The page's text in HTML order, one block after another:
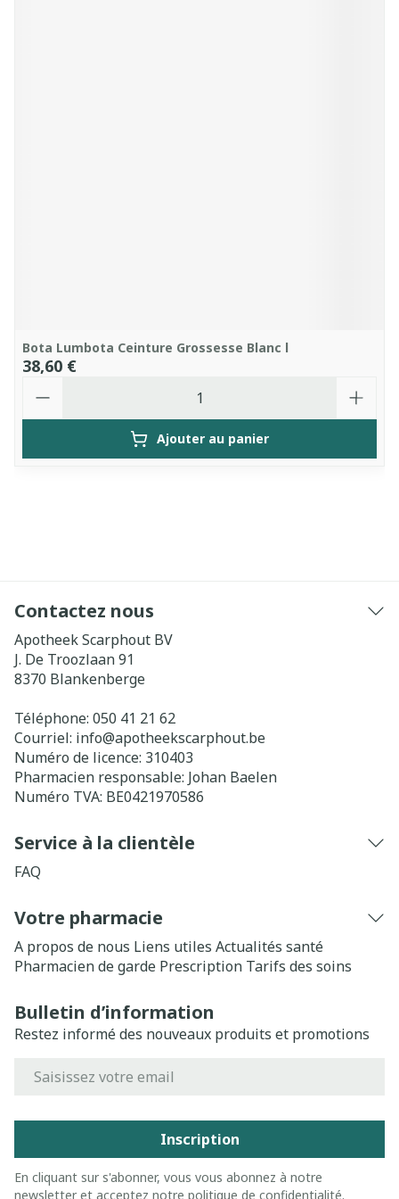
Bota Lumbota Ceinture Grossesse Blanc l
38,60 €
Ajouter au panier
Contactez nous
Apotheek Scarphout BV
J. De Troozlaan 91
8370 Blankenberge
Téléphone: 050 41 21 62
Courriel: info@apotheekscarphout.be
Numéro de licence: 310403
Pharmacien responsable: Johan Baelen
Numéro TVA: BE0421970586
Service à la clientèle
FAQ
Votre pharmacie
A propos de nous Liens utiles Actualités santé
Pharmacien de garde Prescription Tarifs des soins
Bulletin d’information
Restez informé des nouveaux produits et promotions
Inscription
En cliquant sur s'abonner, vous vous abonnez à notre
newsletter et acceptez notre politique de confidentialité.